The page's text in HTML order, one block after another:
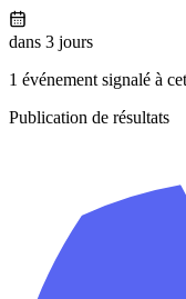
dans 3 jours
1 événement signalé à
Publication de résultats